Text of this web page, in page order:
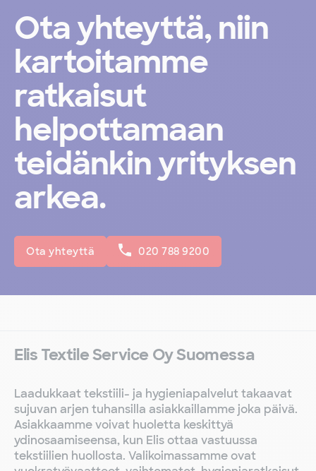
työntekijöitä työn vaaroilta ja
pitävät tuotannon pyörimässä.
Lue lisää
Ota yhteyttä, niin
kartoitamme
ratkaisut
helpottamaan
teidänkin yrityksen
arkea.
Ota yhteyttä 020 788 9200
Elis Textile Service Oy Suomessa
Laadukkaat tekstiili- ja hygieniapalvelut takaavat
sujuvan arjen tuhansilla asiakkaillamme joka päivä.
Asiakkaamme voivat huoletta keskittyä
ydinosaamiseensa, kun Elis ottaa vastuussa
tekstiilien huollosta. Valikoimassamme ovat